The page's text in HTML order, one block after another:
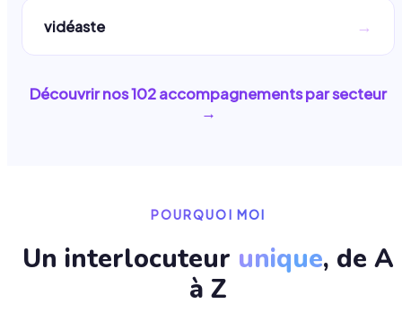
vidéaste →
Découvrir nos102accompagnements par secteur
→
POURQUOI MOI
Un interlocuteur unique, de A
à Z